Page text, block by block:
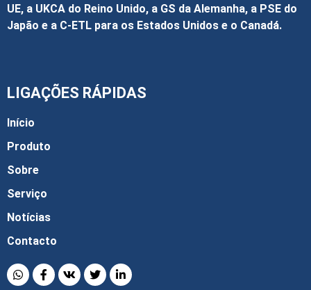
UE, a UKCA do Reino Unido, a GS da Alemanha, a PSE do
Japão e a C-ETL para os Estados Unidos e o Canadá.
LIGAÇÕES RÁPIDAS
Início
Produto
Sobre
Serviço
Notícias
Contacto